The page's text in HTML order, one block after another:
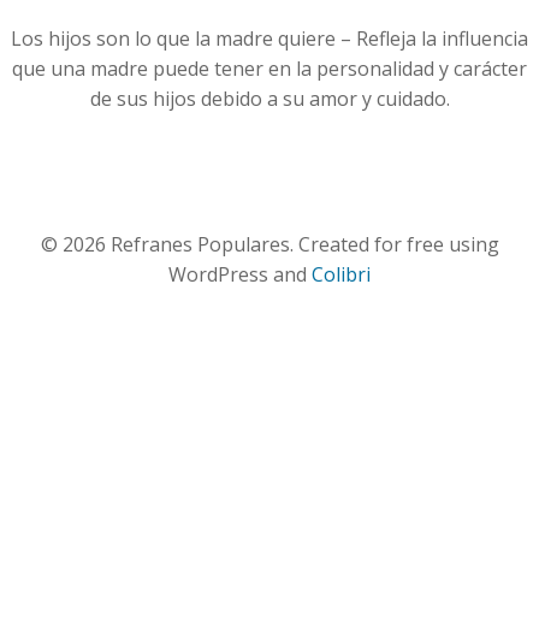
Los hijos son lo que la madre quiere – Refleja la influencia
que una madre puede tener en la personalidad y carácter
de sus hijos debido a su amor y cuidado.
© 2026 Refranes Populares. Created for free using
WordPress and Colibri